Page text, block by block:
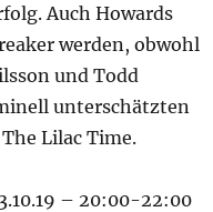
Auch Howards
werden, obwohl
und Todd
unterschätzten
Lilac Time.
– 20:00-22:00